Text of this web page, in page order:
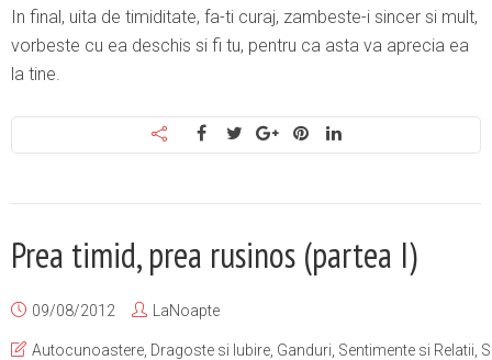
In final, uita de timiditate, fa-ti curaj, zambeste-i sincer si mult,
vorbeste cu ea deschis si fi tu, pentru ca asta va aprecia ea
la tine.
Prea timid, prea rusinos (partea I)
09/08/2012 LaNoapte
Autocunoastere Dragoste si Iubire Ganduri Sentimente si Relatii